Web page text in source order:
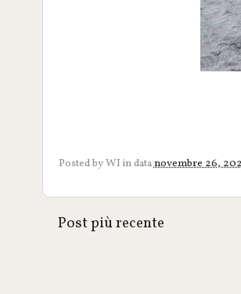
Posted byWI in datanovembre 26,
Post più recente